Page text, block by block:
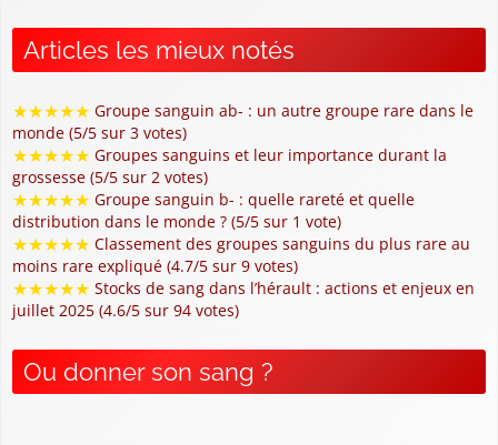
Articles les mieux notés
★★★★★ Groupe sanguin ab- : un autre groupe rare dans le
monde (5/5 sur 3 votes)
★★★★★ Groupes sanguins et leur importance durant la
grossesse (5/5 sur 2 votes)
★★★★★ Groupe sanguin b- : quelle rareté et quelle
distribution dans le monde ? (5/5 sur 1 vote)
★★★★★ Classement des groupes sanguins du plus rare au
moins rare expliqué (4.7/5 sur 9 votes)
★★★★★ Stocks de sang dans l’hérault : actions et enjeux en
juillet 2025 (4.6/5 sur 94 votes)
Ou donner son sang ?